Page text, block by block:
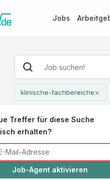
Jobs
klinische-fachbereiche×
Treffer für diese Suche
erhalten?
Job-Agent aktivieren